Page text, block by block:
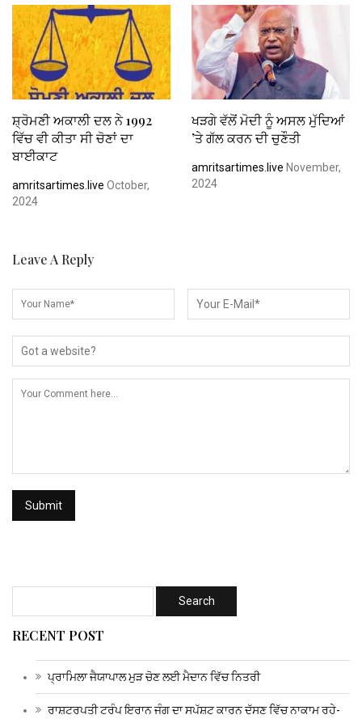
ਸ਼੍ਰੋਮਣੀ ਅਕਾਲੀ ਦਲ ਨੇ 1992
ਵਿੱਚ ਵੀ ਕੀਤਾ ਸੀ ਚੋਣਾਂ ਦਾ
ਬਾਈਕਾਟ
amritsartimes.live October,
2024
ਖੜਗੇ ਵੱਲੋਂ ਮੋਦੀ ਨੂੰ ਅਸਲ ਮੁੱਦਿਆਂ
’ਤੇ ਗੱਲ ਕਰਨ ਦੀ ਚੁਣੌਤੀ
amritsartimes.live November,
2024
Leave A Reply
RECENT POST
ਪ੍ਰਾਮਿਲਾ ਜੈਯਾਪਾਲ ਮੁੜ ਚੋਣ ਲਈ ਮੈਦਾਨ ਵਿੱਚ ਨਿਤਰੀ
ਰਾਸ਼ਟਰਪਤੀ ਟਰੰਪ ਇਰਾਨ ਜੰਗ ਦਾ ਸਪੱਸ਼ਟ ਕਾਰਨ ਦੱਸਣ ਵਿੱਚ ਨਾਕਾਮ ਰਹੇ-